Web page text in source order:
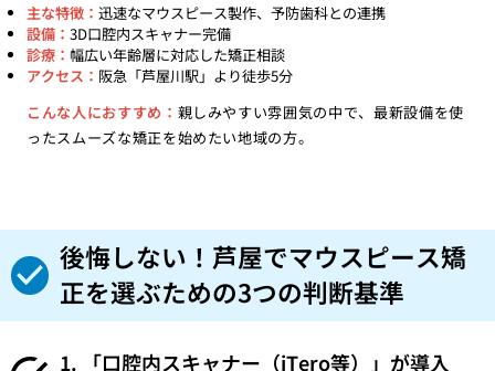
主な特徴： 迅速なマウスピース製作、予防歯科との連携
設備： 3D口腔内スキャナー完備
診療： 幅広い年齢層に対応した矯正相談
アクセス： 阪急「芦屋川駅」より徒歩5分
こんな人におすすめ： 親しみやすい雰囲気の中で、最新設備を使
ったスムーズな矯正を始めたい地域の方。
後悔しない！芦屋でマウスピース矯
正を選ぶための3つの判断基準
1. 「口腔内スキャナー（iTero等）」が導入